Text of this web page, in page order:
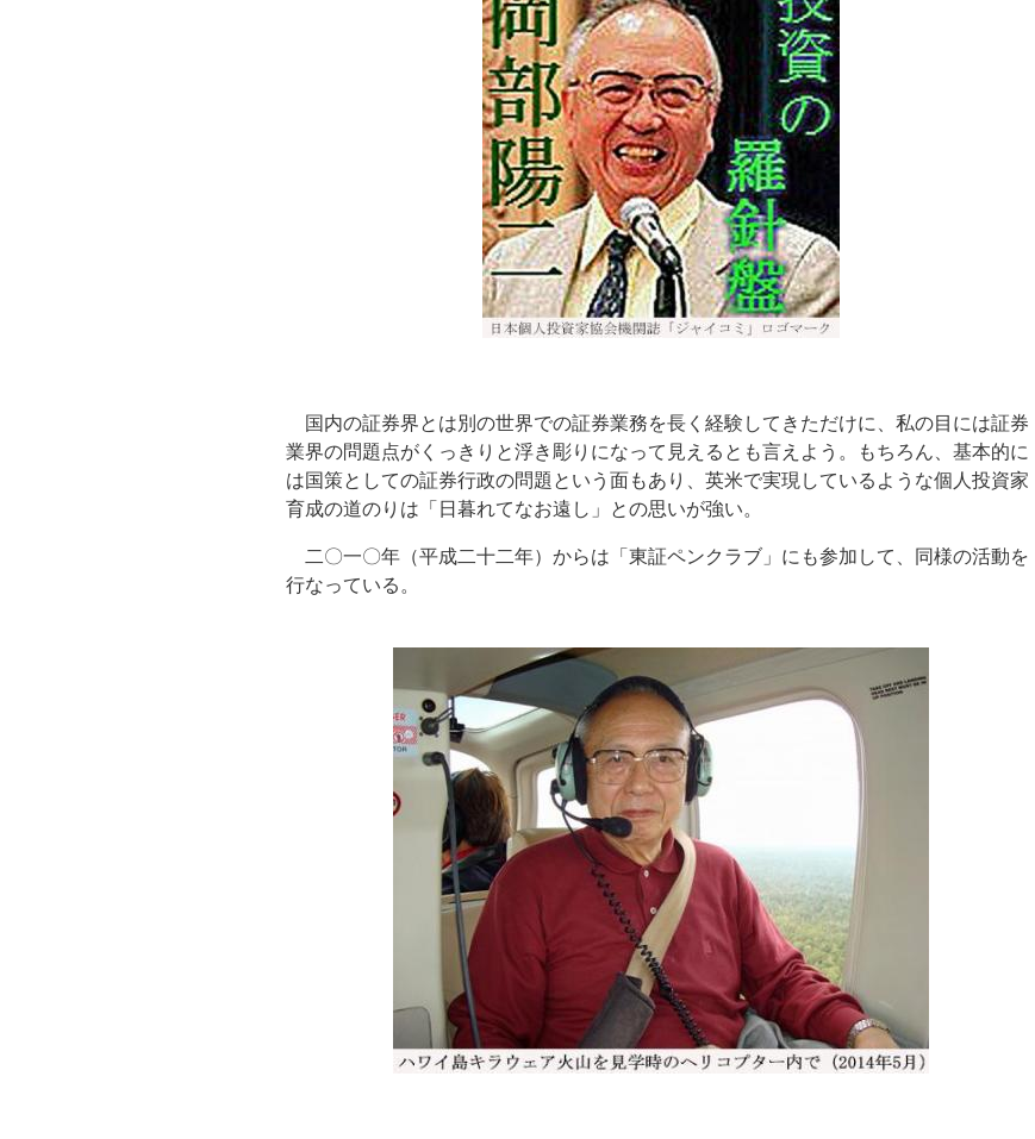
国内の証券界とは別の世界での証券業務を長く経験してきただけに、私の目には証券
業界の問題点がくっきりと浮き彫りになって見えるとも言えよう。もちろん、基本的に
は国策としての証券行政の問題という面もあり、英米で実現しているような個人投資家
育成の道のりは「日暮れてなお遠し」との思いが強い。
二〇一〇年（平成二十二年）からは「東証ペンクラブ」にも参加して、同様の活動を
行なっている。